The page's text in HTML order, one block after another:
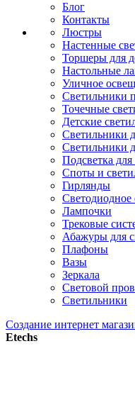
Блог
Контакты
Люстры
Настенные
Торшеры для
Настольные
Уличное
Светильники
Точечные
Детские
Светильники
Светильники
Подсветка для
Споты и
Гирлянды
Лампочки
Трековые
Абажуры для
Плафоны
Вазы
Зеркала
Световой
Светильники
Создание интернет
Etechs